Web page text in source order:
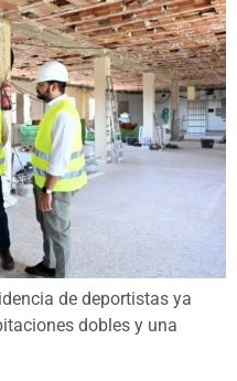
de deportistas ya
dobles y una